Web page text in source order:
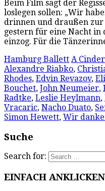
Beim Film sagt der
loslegen sollen: „Wir
drinnen und draußen zur
gestern für eine Nacht in
einzog. Für die
Hamburg Ballett A
Alexandre Riabko,
Rhodes, Edvin Revazov,
Bouchet, John Neumeier,
Radtke, Leslie Heylmann,
Vracaric, Nacho Duato,
Simon Hewett, Wir
Suche
Search for:
EINFACH